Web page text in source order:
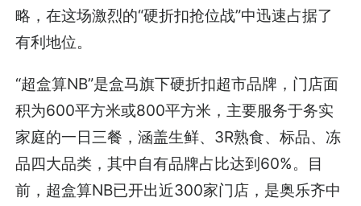
略，在这场激烈的“硬折扣抢位战”中迅速占据了
有利地位。
“超盒算NB”是盒马旗下硬折扣超市品牌，门店面
积为600平方米或800平方米，主要服务于务实
家庭的一日三餐，涵盖生鲜、3R熟食、标品、冻
品四大品类，其中自有品牌占比达到60%。目
前，超盒算NB已开出近300家门店，是奥乐齐中